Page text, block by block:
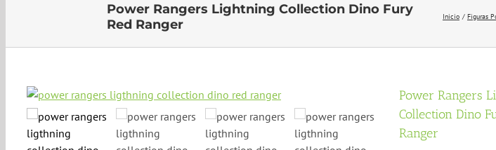
Power Rangers Lightning Collection Dino Fury
Red Ranger
Inicio Figuras
Power Rangers
Collection Dino
Ranger